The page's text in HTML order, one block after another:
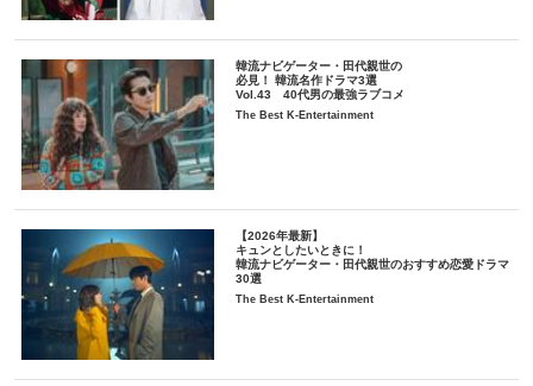
韓流ナビゲーター・田代親世の
必見！ 韓流名作ドラマ3選
Vol.43 40代男の最強ラブコメ
The Best K-Entertainment
【2026年最新】
キュンとしたいときに！
韓流ナビゲーター・田代親世のおすすめ恋愛ドラマ
30選
The Best K-Entertainment